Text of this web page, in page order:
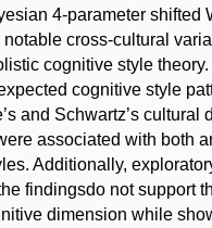
4-parameter
cross-cultural
cognitive style
cognitive style
and Schwartz’s
associated with both
Additionally,
findingsdo not support
dimension while